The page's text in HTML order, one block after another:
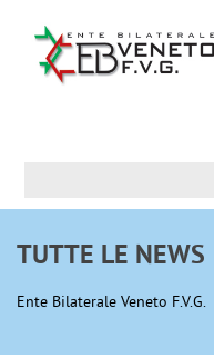
TUTTE LE NEWS
Ente Bilaterale Veneto F.V.G.